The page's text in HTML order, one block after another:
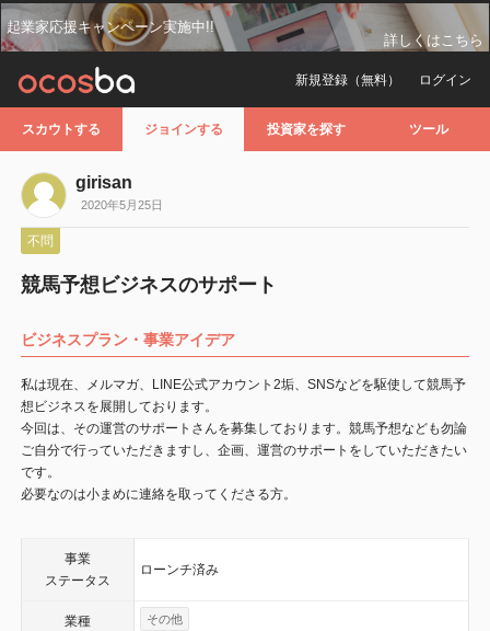
起業家応援キャンペーン実施中!!
詳しくはこちら
ログイン
新規登録（無料）
スカウトする ジョインする 投資家を探す ツール
girisan
2020年5月25日
不問
競馬予想ビジネスのサポート
ビジネスプラン・事業アイデア
私は現在、メルマガ、LINE公式アカウント2垢、SNSなどを駆使して競馬予
想ビジネスを展開しております。
今回は、その運営のサポートさんを募集しております。競馬予想なども勿論
ご自分で行っていただきますし、企画、運営のサポートをしていただきたい
です。
必要なのは小まめに連絡を取ってくださる方。
事業
ステータス
ローンチ済み
業種 その他